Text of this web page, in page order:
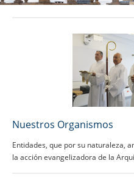
Nuestros Organismos
Entidades, que por su naturaleza,
la acción evangelizadora de la